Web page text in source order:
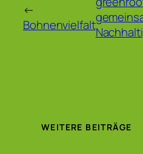
←
Bohnenvielfalt
WEITERE BEITRÄGE